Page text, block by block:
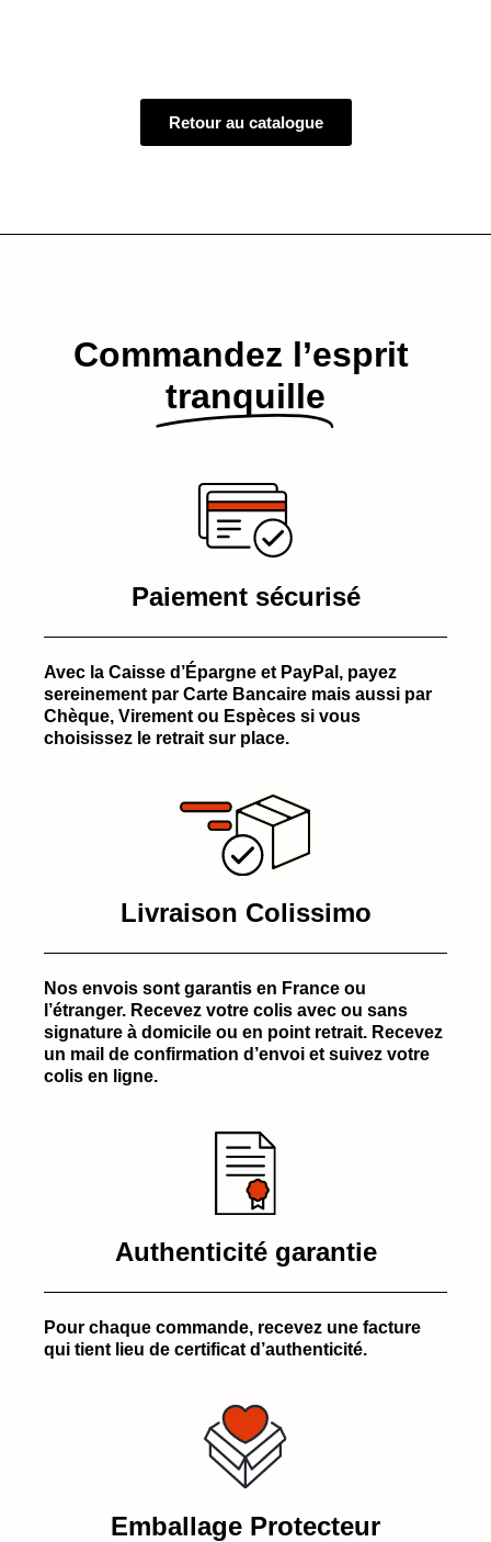
Retour au catalogue
Commandez l’esprit​
tranquille
Paiement sécurisé
Avec la Caisse d’Épargne et PayPal, payez
sereinement par Carte Bancaire mais aussi par
Chèque, Virement ou Espèces si vous
choisissez le retrait sur place.
Livraison Colissimo
Nos envois sont garantis en France ou
l’étranger. Recevez votre colis avec ou sans
signature à domicile ou en point retrait. Recevez
un mail de confirmation d’envoi et suivez votre
colis en ligne.
Authenticité garantie
Pour chaque commande, recevez une facture
qui tient lieu de certificat d’authenticité.
Emballage Protecteur